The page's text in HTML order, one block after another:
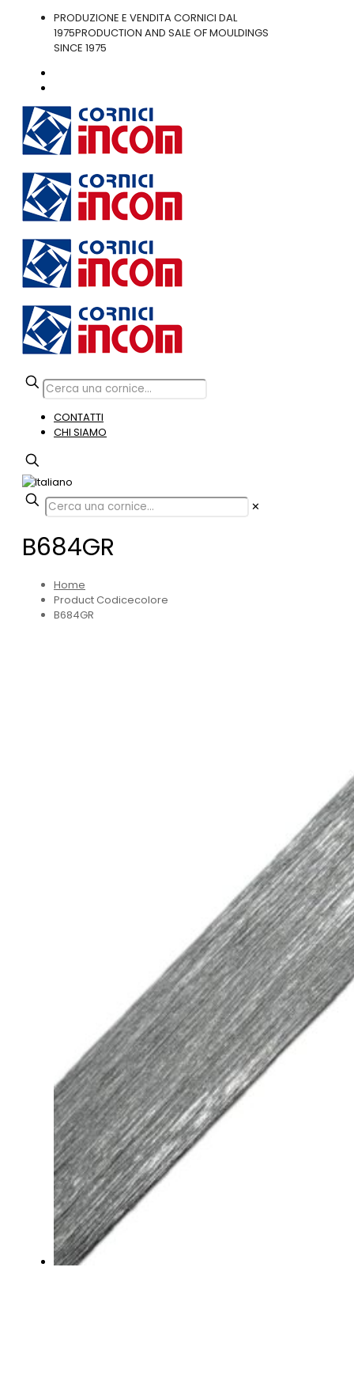
PRODUZIONE E VENDITA CORNICI DAL
1975PRODUCTION AND SALE OF MOULDINGS
SINCE 1975
CONTATTI
CHI SIAMO
✕
B684GR
Home
Product Codicecolore
B684GR